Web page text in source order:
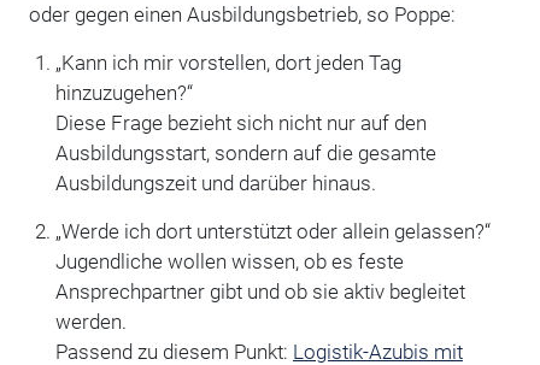
oder gegen einen Ausbildungsbetrieb, so Poppe:
„Kann ich mir vorstellen, dort jeden Tag
hinzuzugehen?“
Diese Frage bezieht sich nicht nur auf den
Ausbildungsstart, sondern auf die gesamte
Ausbildungszeit und darüber hinaus.
„Werde ich dort unterstützt oder allein gelassen?“
Jugendliche wollen wissen, ob es feste
Ansprechpartner gibt und ob sie aktiv begleitet
werden.
Passend zu diesem Punkt: Logistik-Azubis mit